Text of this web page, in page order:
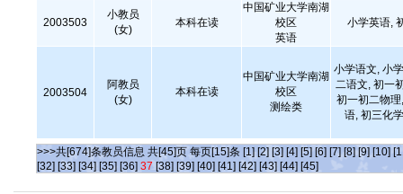
2003503
小教员
(女)
本科在读
中国矿业大学南湖
校区
英语
小学英语,
2003504
阿教员
(女)
本科在读
中国矿业大学南湖
校区
测绘类
小学语文, 小
二语文, 初一
初一初二物
语, 初三化
>>>共[674]条教员信息 共[45]页 每页[15]条 [1] [2] [3] [4] [5] [6] [7] [8] [9] [10]
[32] [33] [34] [35] [36] 37 [38] [39] [40] [41] [42] [43] [44] [45]